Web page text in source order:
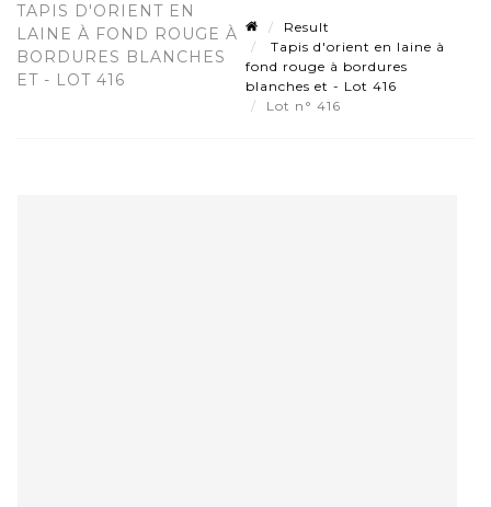
TAPIS D'ORIENT EN
LAINE À FOND ROUGE À
BORDURES BLANCHES
ET - LOT 416
Result
Tapis d'orient en laine à
fond rouge à bordures
blanches et - Lot 416
Lot n° 416